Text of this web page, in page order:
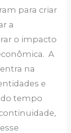
para criar
a
o impacto
A
na
e
tempo